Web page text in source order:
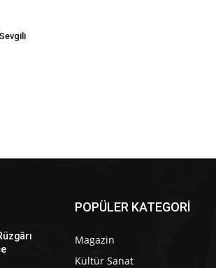
POPÜLER KATEGORİ
Magazin
Kültür Sanat